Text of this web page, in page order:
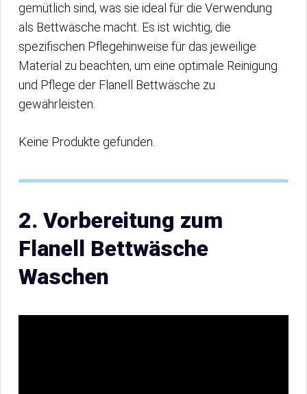
gemütlich sind, was sie ideal für die Verwendung
als Bettwäsche macht. Es ist wichtig, die
spezifischen Pflegehinweise für das jeweilige
Material zu beachten, um eine optimale Reinigung
und Pflege der Flanell Bettwäsche zu
gewährleisten.
Keine Produkte gefunden.
2. Vorbereitung zum
Flanell Bettwäsche
Waschen